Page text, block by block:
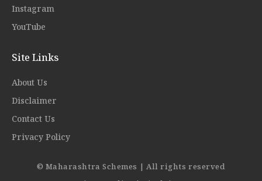
Instagram
YouTube
Site Links
About Us
Disclaimer
Contact Us
Privacy Policy
© Maharashtra Schemes | All rights reserved